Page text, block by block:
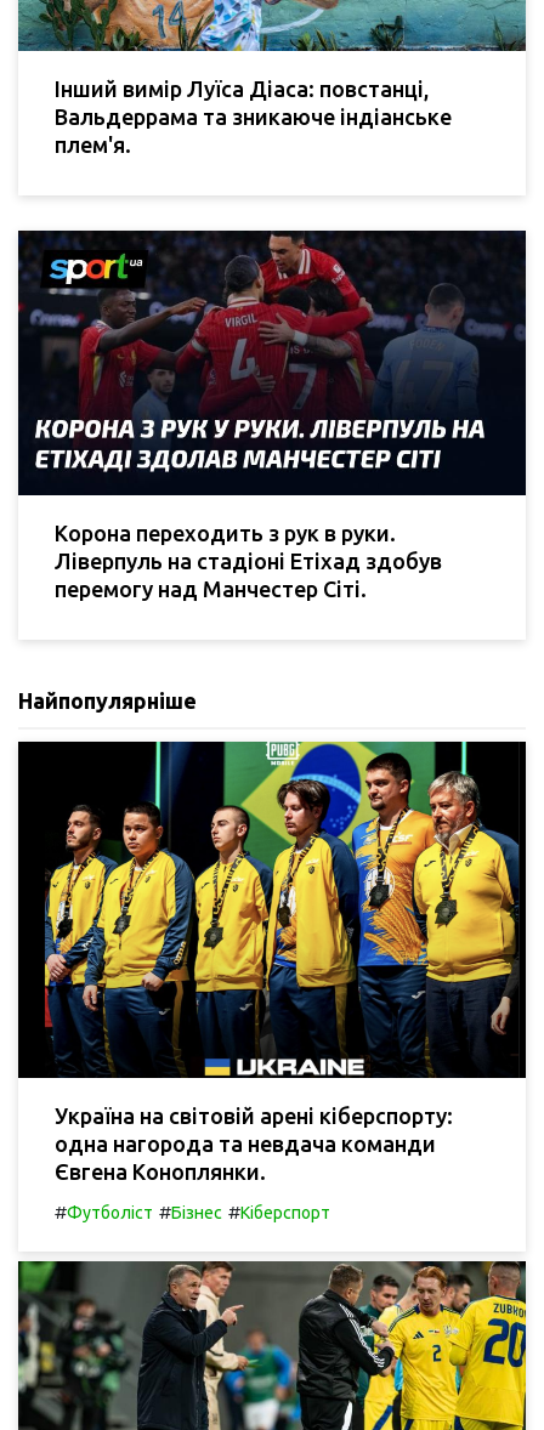
Інший вимір Луїса Діаса: повстанці,
Вальдеррама та зникаюче індіанське
плем'я.
Корона переходить з рук в руки.
Ліверпуль на стадіоні Етіхад здобув
перемогу над Манчестер Сіті.
Найпопулярніше
Україна на світовій арені кіберспорту:
одна нагорода та невдача команди
Євгена Коноплянки.
#Футболіст #Бізнес #Кіберспорт